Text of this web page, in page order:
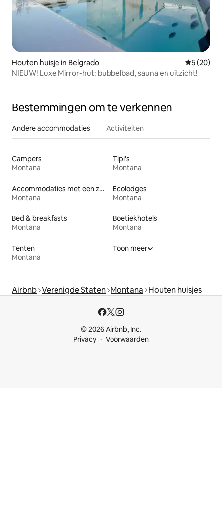
Houten huisje in Belgrado
5 (20)
NIEUW! Luxe Mirror-hut: bubbelbad, sauna en uitzicht!
Bestemmingen om te verkennen
Andere accommodaties Activiteiten
Campers
Montana
Tipi's
Montana
Accommodaties met een zwembad
Montana
Ecolodges
Montana
Bed & breakfasts
Montana
Boetiekhotels
Montana
Tenten
Montana
Toon meer
Airbnb Verenigde Staten Montana Houten huisjes
© 2026 Airbnb, Inc.
Privacy
Voorwaarden